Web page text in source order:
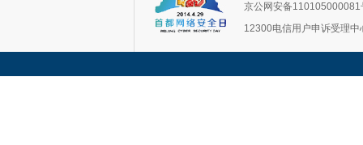
京公网安备110105000081
12300电信用户申诉受理中